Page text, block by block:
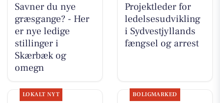
Savner du nye
græsgange? - Her
er nye ledige
stillinger i
Skærbæk og
omegn
Projektleder for
ledelsesudvikling
i Sydvestjyllands
fængsel og arrest
LOKALT NYT BOLIGMARKED